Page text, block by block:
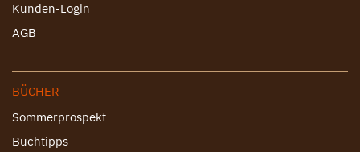
Kunden-Login
AGB
BÜCHER
Sommerprospekt
Buchtipps